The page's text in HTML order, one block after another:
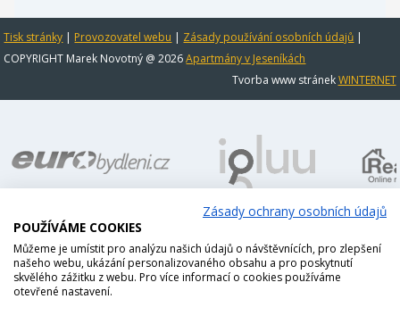
Tisk stránky | Provozovatel webu | Zásady používání osobních údajů |
COPYRIGHT Marek Novotný @ 2026Apartmány v Jeseníkách
Tvorba www stránekWINTERNET
Zásady ochrany osobních údajů
POUŽÍVÁME COOKIES
Můžeme je umístit pro analýzu našich údajů o návštěvnících, pro zlepšení
našeho webu, ukázání personalizovaného obsahu a pro poskytnutí
skvělého zážitku z webu. Pro více informací o cookies používáme
otevřené nastavení.